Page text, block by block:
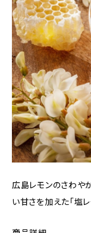
広島レモンのさわや
い甘さを加えた「塩